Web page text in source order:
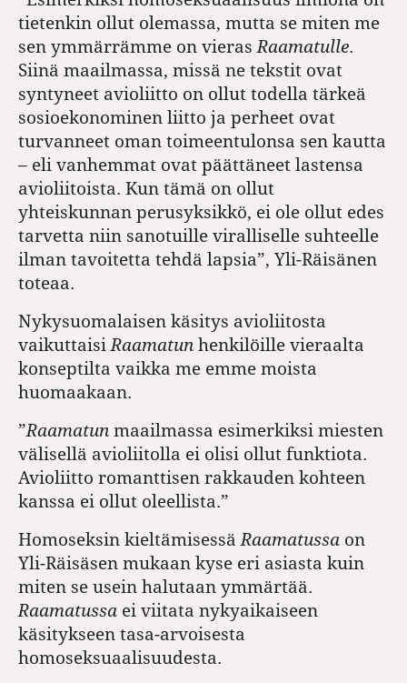
tietenkin ollut olemassa, mutta se miten me
sen ymmärrämme on vierasRaamatulle.
Siinä maailmassa, missä ne tekstit ovat
syntyneet avioliitto on ollut todella tärkeä
sosioekonominen liitto ja perheet ovat
turvanneet oman toimeentulonsa sen kautta
– eli vanhemmat ovat päättäneet lastensa
avioliitoista. Kun tämä on ollut
yhteiskunnan perusyksikkö, ei ole ollut edes
tarvetta niin sanotuille viralliselle suhteelle
ilman tavoitetta tehdä lapsia”, Yli-Räisänen
toteaa.
Nykysuomalaisen käsitys avioliitosta
vaikuttaisiRaamatun henkilöille vieraalta
konseptilta vaikka me emme moista
huomaakaan.
”Raamatun maailmassa esimerkiksi miesten
välisellä avioliitolla ei olisi ollut funktiota.
Avioliitto romanttisen rakkauden kohteen
kanssa ei ollut oleellista.”
Homoseksin kieltämisessäRaamatussa on
Yli-Räisäsen mukaan kyse eri asiasta kuin
miten se usein halutaan ymmärtää.
Raamatussa ei viitata nykyaikaiseen
käsitykseen tasa-arvoisesta
homoseksuaalisuudesta.